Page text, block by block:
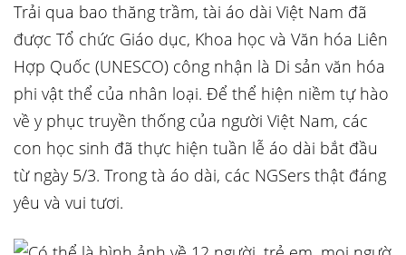
Trải qua bao thăng trầm, tài áo dài Việt Nam đã
được Tổ chức Giáo dục, Khoa học và Văn hóa Liên
Hợp Quốc (UNESCO) công nhận là Di sản văn hóa
phi vật thể của nhân loại. Để thể hiện niềm tự hào
về y phục truyền thống của người Việt Nam, các
con học sinh đã thực hiện tuần lễ áo dài bắt đầu
từ ngày 5/3. Trong tà áo dài, các NGSers thật đáng
yêu và vui tươi.